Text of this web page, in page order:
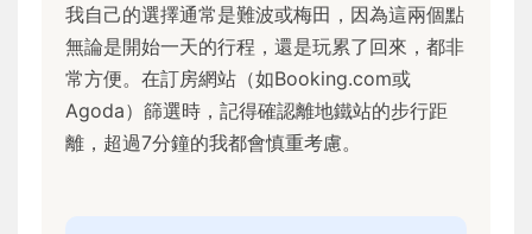
我自己的選擇通常是難波或梅田，因為這兩個點
無論是開始一天的行程，還是玩累了回來，都非
常方便。在訂房網站（如Booking.com或
Agoda）篩選時，記得確認離地鐵站的步行距
離，超過7分鐘的我都會慎重考慮。